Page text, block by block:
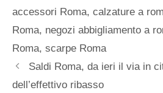
accessori Roma, calzature a
Roma, negozi abbigliamento a
Roma, scarpe Roma
Saldi Roma, da ieri il via in
dell’effettivo ribasso